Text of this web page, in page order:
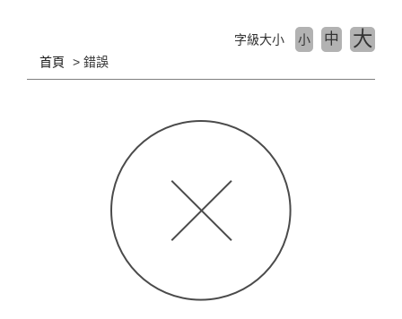
首頁 錯誤
字級大小 小 中 大